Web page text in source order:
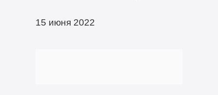
15 июня 2022